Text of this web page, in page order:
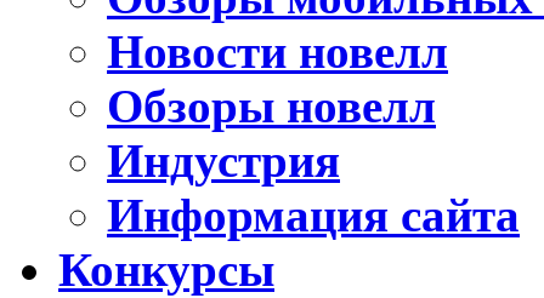
Новости новелл
Обзоры новелл
Индустрия
Информация сайта
Конкурсы